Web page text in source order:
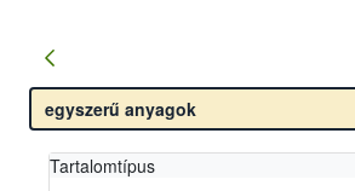
Tartalomtípus